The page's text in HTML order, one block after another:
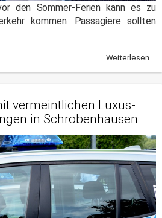
den Sommer-Ferien kann es zu
kommen. Passagiere sollten
Weiterlesen ...
vermeintlichen Luxus-
in Schrobenhausen